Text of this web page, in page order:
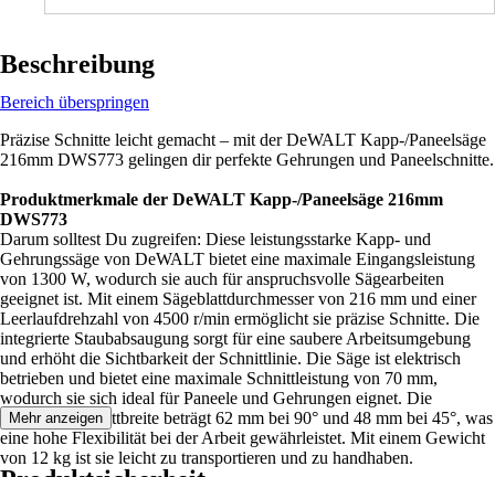
Beschreibung
Bereich überspringen
Präzise Schnitte leicht gemacht – mit der DeWALT Kapp-/Paneelsäge
216mm DWS773 gelingen dir perfekte Gehrungen und Paneelschnitte.
Produktmerkmale der DeWALT Kapp-/Paneelsäge 216mm
DWS773
Darum solltest Du zugreifen: Diese leistungsstarke Kapp- und
Gehrungssäge von DeWALT bietet eine maximale Eingangsleistung
von 1300 W, wodurch sie auch für anspruchsvolle Sägearbeiten
geeignet ist. Mit einem Sägeblattdurchmesser von 216 mm und einer
Leerlaufdrehzahl von 4500 r/min ermöglicht sie präzise Schnitte. Die
integrierte Staubabsaugung sorgt für eine saubere Arbeitsumgebung
und erhöht die Sichtbarkeit der Schnittlinie. Die Säge ist elektrisch
betrieben und bietet eine maximale Schnittleistung von 70 mm,
wodurch sie sich ideal für Paneele und Gehrungen eignet. Die
maximale Schnittbreite beträgt 62 mm bei 90° und 48 mm bei 45°, was
eine hohe Flexibilität bei der Arbeit gewährleistet. Mit einem Gewicht
von 12 kg ist sie leicht zu transportieren und zu handhaben.
Mehr anzeigen